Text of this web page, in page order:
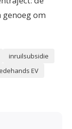
genoeg om
inruilsubsidie
EV